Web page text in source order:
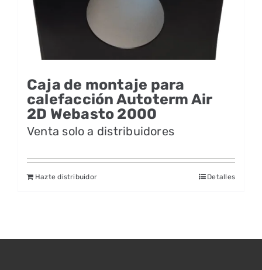
Caja de montaje para
calefacción Autoterm Air
2D Webasto 2000
Venta solo a distribuidores
Hazte distribuidor Detalles